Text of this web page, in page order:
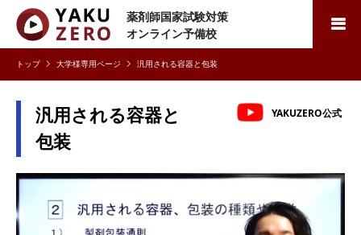
薬剤師国家試験対策
オンライン予備校
検索
大学様専用ページ 汎用される容器と包装
汎用される容器と
包装
YAKUZERO公式